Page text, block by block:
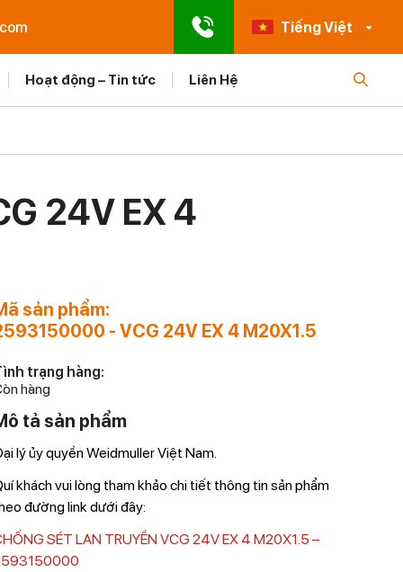
Tiếng Việt
Hoạt động – Tin tức Liên Hệ
24V EX 4
sản phẩm:
- VCG 24V EX 4 M20X1.5
trạng hàng:
hàng
tả sản phẩm
lý ủy quyền Weidmuller Việt Nam.
khách vui lòng tham khảo chi tiết thông tin sản phẩm
đường link dưới đây:
SÉT LAN TRUYỀN VCG 24V EX 4 M20X1.5 –